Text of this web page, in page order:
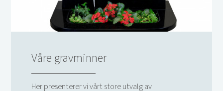
Våre gravminner
Her presenterer vi vårt store utvalg av